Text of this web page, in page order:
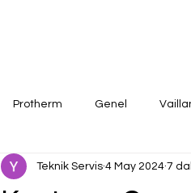
Protherm Genel
Teknik Servis 4 May 2024 7